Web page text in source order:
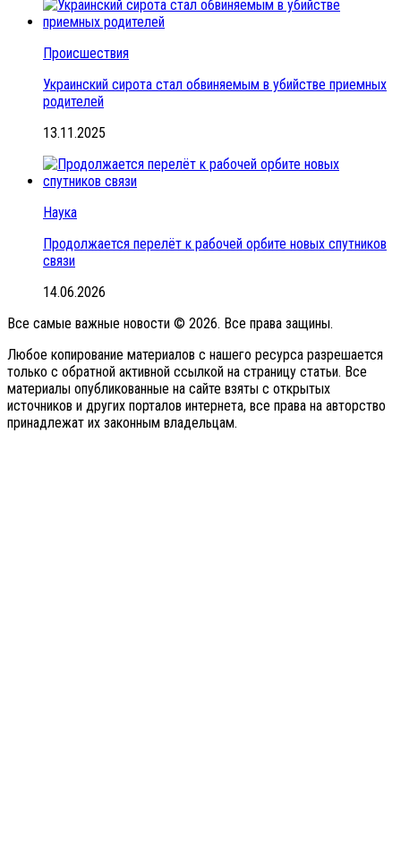
Происшествия
Украинский сирота стал обвиняемым в убийстве приемных
родителей
13.11.2025
Наука
Продолжается перелёт к рабочей орбите новых спутников
связи
14.06.2026
Все самые важные новости © 2026. Все права защины.
Любое копирование материалов с нашего ресурса разрешается
только с обратной активной ссылкой на страницу статьи. Все
материалы опубликованные на сайте взяты с открытых
источников и других порталов интернета, все права на авторство
принадлежат их законным владельцам.